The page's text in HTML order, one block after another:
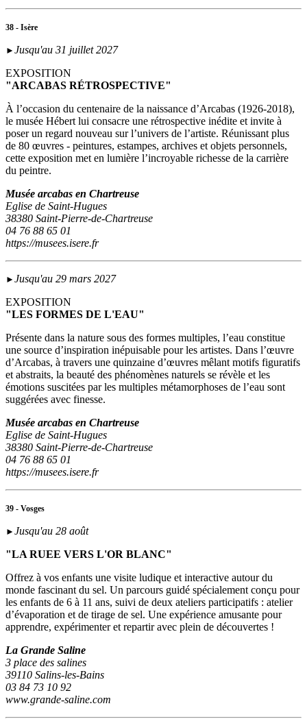
38 - Isère
► Jusqu'au 31 juillet 2027
EXPOSITION
"ARCABAS RÉTROSPECTIVE"
À l’occasion du centenaire de la naissance d’Arcabas (1926-2018),
le musée Hébert lui consacre une rétrospective inédite et invite à
poser un regard nouveau sur l’univers de l’artiste. Réunissant plus
de 80 œuvres - peintures, estampes, archives et objets personnels,
cette exposition met en lumière l’incroyable richesse de la carrière
du peintre.
Musée arcabas en Chartreuse
Eglise de Saint-Hugues
38380 Saint-Pierre-de-Chartreuse
04 76 88 65 01
https://musees.isere.fr
► Jusqu'au 29 mars 2027
EXPOSITION
"LES FORMES DE L'EAU"
Présente dans la nature sous des formes multiples, l’eau constitue
une source d’inspiration inépuisable pour les artistes. Dans l’œuvre
d’Arcabas, à travers une quinzaine d’œuvres mêlant motifs figuratifs
et abstraits, la beauté des phénomènes naturels se révèle et les
émotions suscitées par les multiples métamorphoses de l’eau sont
suggérées avec finesse.
Musée arcabas en Chartreuse
Eglise de Saint-Hugues
38380 Saint-Pierre-de-Chartreuse
04 76 88 65 01
https://musees.isere.fr
39 - Vosges
► Jusqu'au 28 août
"LA RUEE VERS L'OR BLANC"
Offrez à vos enfants une visite ludique et interactive autour du
monde fascinant du sel. Un parcours guidé spécialement conçu pour
les enfants de 6 à 11 ans, suivi de deux ateliers participatifs : atelier
d’évaporation et de tirage de sel. Une expérience amusante pour
apprendre, expérimenter et repartir avec plein de découvertes !
La Grande Saline
3 place des salines
39110 Salins-les-Bains
03 84 73 10 92
www.grande-saline.com